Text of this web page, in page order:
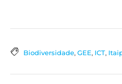
Biodiversidade, GEE, ICT,